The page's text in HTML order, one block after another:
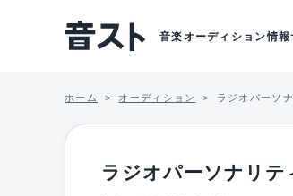
音楽オーディション情報
ホーム オーディション ラジオパーソ
ラジオパーソナリ